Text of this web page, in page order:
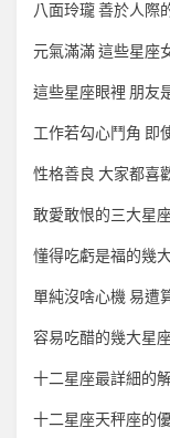
八面玲瓏 善於人際
元氣滿滿 這些星座
這些星座眼裡 朋友
工作若勾心鬥角 即
性格善良 大家都喜
敢愛敢恨的三大星
懂得吃虧是福的幾
單純沒啥心機 易遭
容易吃醋的幾大星
十二星座最詳細的
十二星座天秤座的